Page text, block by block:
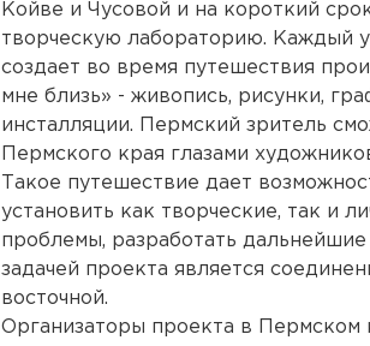
Койве и Чусовой и на короткий
творческую лабораторию. Каждый
создает во время путешествия
мне близь» - живопись, рисунки,
инсталляции. Пермский зритель
Пермского края глазами
Такое путешествие дает
установить как творческие, так и
проблемы, разработать
задачей проекта является
восточной.
Организаторы проекта в